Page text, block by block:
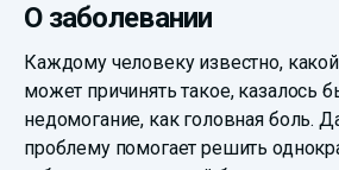
О заболевании
Каждому человеку известно,
может причинять такое, казалось
недомогание, как головная боль.
проблему помогает решить